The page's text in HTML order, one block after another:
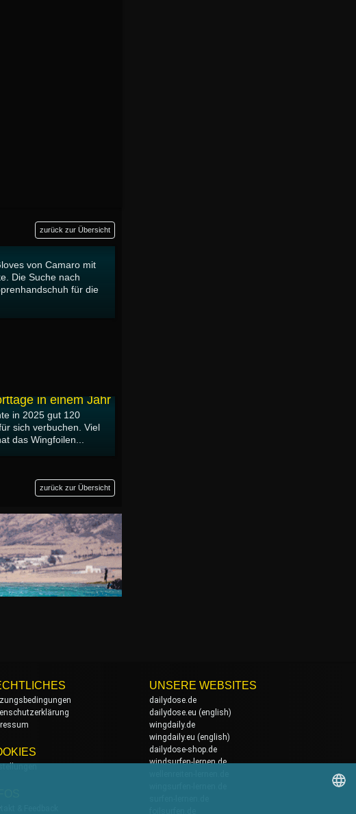
zurück zur Übersicht
Titanium Thermo
von Camaro mit
Die Suche nach
für die
in einem Jahr
in 2025 gut 120
sich verbuchen. Viel
das Wingfoilen...
zurück zur Übersicht
& Feedback
UNSERE WEBSITES
dailydose.de
dailydose.eu (english)
wingdaily.de
wingdaily.eu (english)
dailydose-shop.de
windsurfen-lernen.de